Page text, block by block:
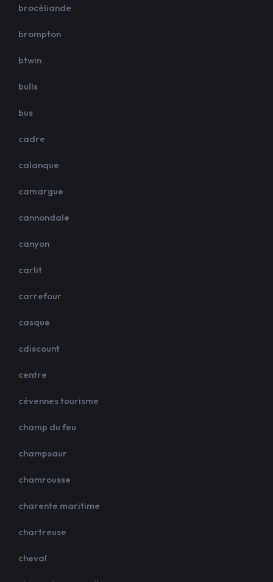
brocéliande
brompton
btwin
bulls
bus
cadre
calanque
camargue
cannondale
canyon
carlit
carrefour
casque
cdiscount
centre
cévennes tourisme
champ du feu
champsaur
chamrousse
charente maritime
chartreuse
cheval